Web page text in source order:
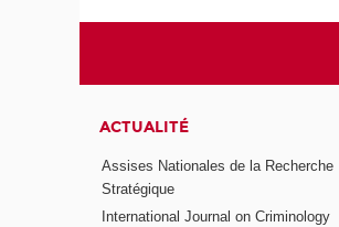
ACTUALITÉ
Assises Nationales de la Recherche
Stratégique
International Journal on Criminology